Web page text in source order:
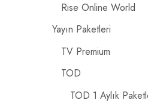
Rise Online World
Yayın Paketleri
TV Premium
TOD
TOD 1 Aylık